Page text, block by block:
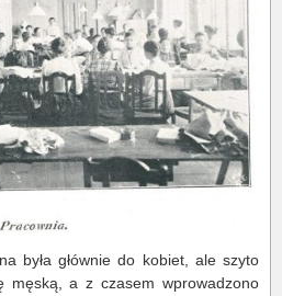
była głównie do kobiet, ale szyto
męską, a z czasem wprowadzono